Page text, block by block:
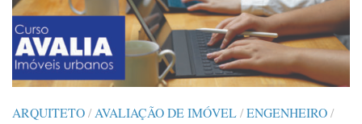
ARQUITETO/AVALIAÇÃO DE IMÓVEL/ENGENHEIRO/